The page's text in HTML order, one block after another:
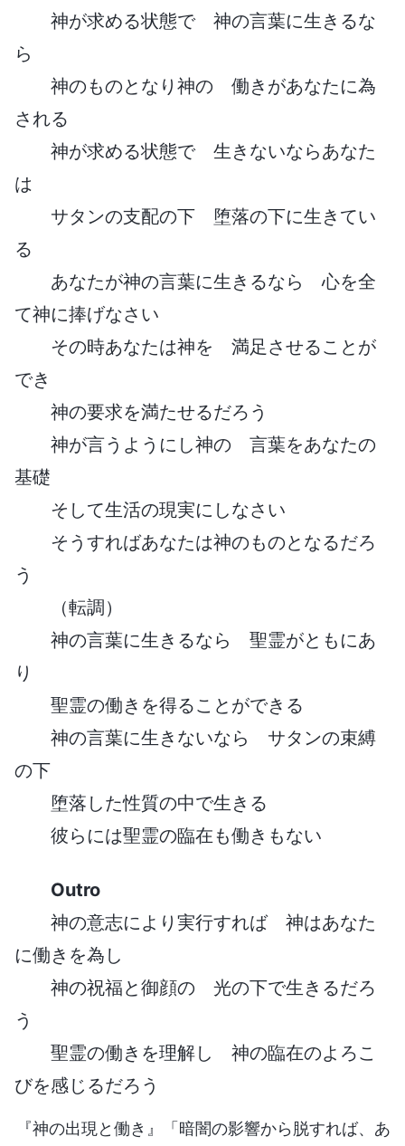
神が求める状態で 神の言葉に生きるな
ら
神のものとなり神の 働きがあなたに為
される
神が求める状態で 生きないならあなた
は
サタンの支配の下 堕落の下に生きてい
る
あなたが神の言葉に生きるなら 心を全
て神に捧げなさい
その時あなたは神を 満足させることが
でき
神の要求を満たせるだろう
神が言うようにし神の 言葉をあなたの
基礎
そして生活の現実にしなさい
そうすればあなたは神のものとなるだろ
う
（転調）
神の言葉に生きるなら 聖霊がともにあ
り
聖霊の働きを得ることができる
神の言葉に生きないなら サタンの束縛
の下
堕落した性質の中で生きる
彼らには聖霊の臨在も働きもない
Outro
神の意志により実行すれば 神はあなた
に働きを為し
神の祝福と御顔の 光の下で生きるだろ
う
聖霊の働きを理解し 神の臨在のよろこ
びを感じるだろう
『神の出現と働き』「暗闇の影響から脱すれば、あ